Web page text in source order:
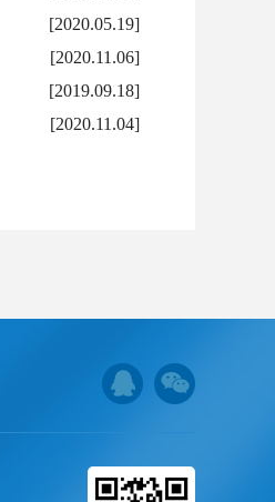
[2020.05.19]
[2020.11.06]
[2019.09.18]
[2020.11.04]